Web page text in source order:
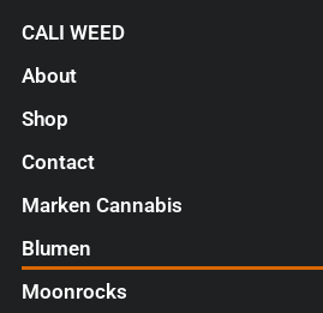
CALI WEED
About
Shop
Contact
Marken Cannabis
Blumen
Moonrocks